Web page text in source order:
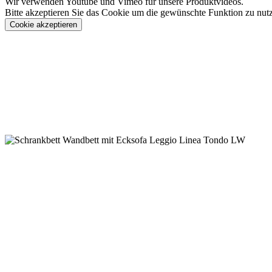
Bitte akzeptieren Sie das Cookie um die gewünschte Funktion zu
Cookie akzeptieren